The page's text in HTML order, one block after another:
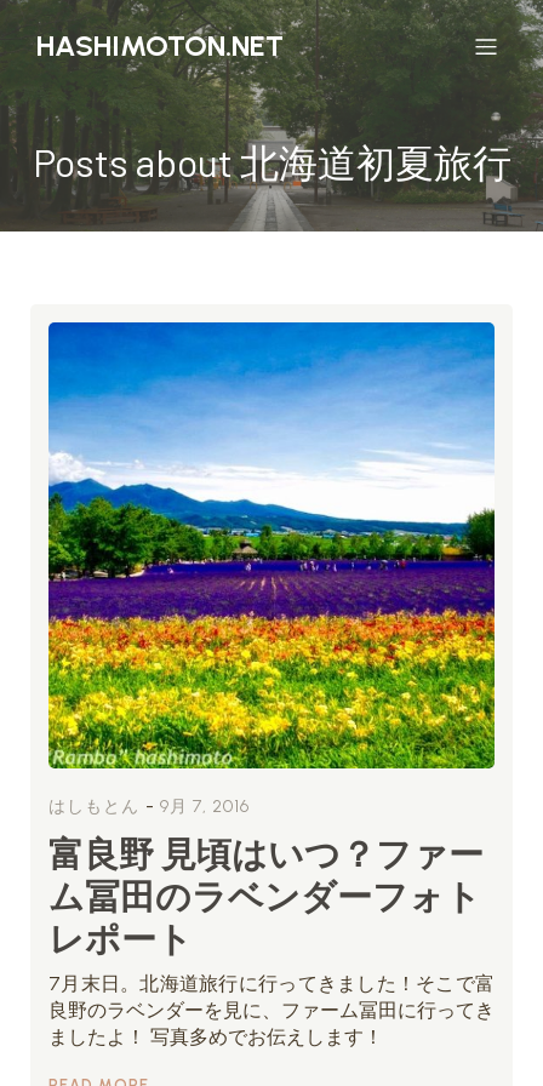
HASHIMOTON.NET
Posts about 北海道初夏旅行
はしもとん - 9月 7, 2016
富良野 見頃はいつ？ファー
ム冨田のラベンダーフォト
レポート
7月末日。北海道旅行に行ってきました！そこで富
良野のラベンダーを見に、ファーム冨田に行ってき
ましたよ！ 写真多めでお伝えします！